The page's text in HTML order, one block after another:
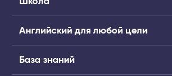
Английский для любой цели
База знаний